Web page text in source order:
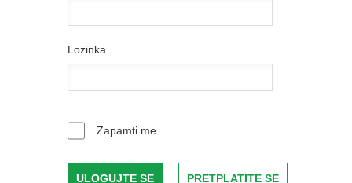
Lozinka
Zapamti me
PRETPLATITE SE